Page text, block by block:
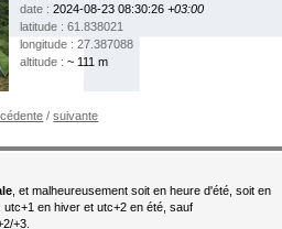
date : 2024-08-23 08:30:26 +03:00
latitude : 61.838021
longitude : 27.387088
altitude : ~ 111 m
/suivante
, et malheureusement soit en heure d'été, soit en
en hiver et utc+2 en été, sauf
+3.